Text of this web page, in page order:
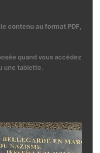
contenu au format PDF
quand vous accédez
une tablette.